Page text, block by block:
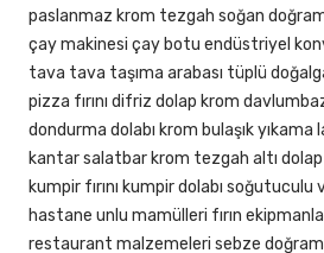
paslanmaz krom tezgah soğan
çay makinesi çay botu endüstriyel
tava tava taşıma arabası tüplü
pizza fırını difriz dolap krom davlumbaz
dondurma dolabı krom bulaşık
kantar salatbar krom tezgah altı
kumpir fırını kumpir dolabı
hastane unlu mamülleri fırın
restaurant malzemeleri sebze